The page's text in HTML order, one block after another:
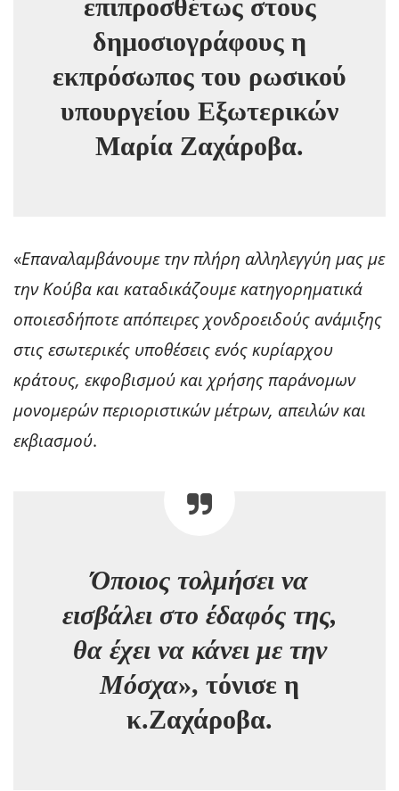
επιπροσθέτως στους
δημοσιογράφους η
εκπρόσωπος του ρωσικού
υπουργείου Εξωτερικών
Μαρία Ζαχάροβα.
«Επαναλαμβάνουμε την πλήρη αλληλεγγύη μας με
την Κούβα και καταδικάζουμε κατηγορηματικά
οποιεσδήποτε απόπειρες χονδροειδούς ανάμιξης
στις εσωτερικές υποθέσεις ενός κυρίαρχου
κράτους, εκφοβισμού και χρήσης παράνομων
μονομερών περιοριστικών μέτρων, απειλών και
εκβιασμού.
Όποιος τολμήσει να
εισβάλει στο έδαφός της,
θα έχει να κάνει με την
Μόσχα», τόνισε η
κ.Ζαχάροβα.